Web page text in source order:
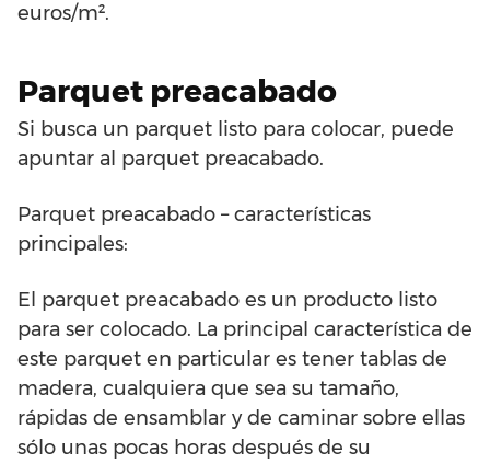
euros/m².
Parquet preacabado
Si busca un parquet listo para colocar, puede
apuntar al parquet preacabado.
Parquet preacabado – características
principales:
El parquet preacabado es un producto listo
para ser colocado. La principal característica de
este parquet en particular es tener tablas de
madera, cualquiera que sea su tamaño,
rápidas de ensamblar y de caminar sobre ellas
sólo unas pocas horas después de su